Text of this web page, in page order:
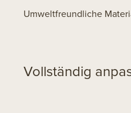
Umweltfreundliche
Vollständig